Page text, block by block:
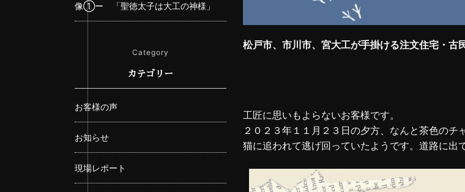
松戸市、市川市、宮大工が手掛ける注文住宅・古
工匠に思いもよらないお客様です。
２０２３年１１月２３日の夕方、なんと茶色のチ
猫に追われて逃げ回っていたようです。道路に出
像①ー 「聖徳太子は大工の神様」
Category
カテゴリー
お客様の声
お知らせ
現場レポート